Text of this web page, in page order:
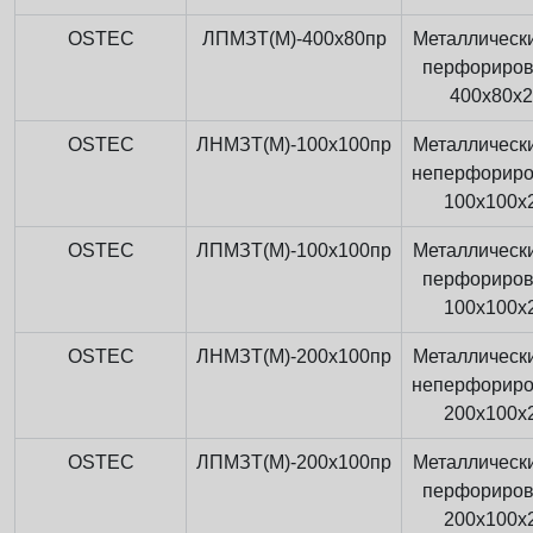
OSTEC ЛПМЗТ(М)-400x80пр
OSTEC ЛНМЗТ(М)-100x100пр
OSTEC ЛПМЗТ(М)-100x100пр
OSTEC ЛНМЗТ(М)-200x100пр
OSTEC ЛПМЗТ(М)-200x100пр